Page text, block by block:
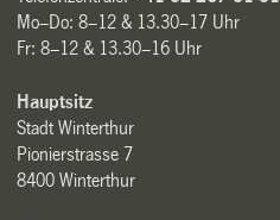
Mo–Do: 8–12 & 13.30–17 Uhr
Fr: 8–12 & 13.30–16 Uhr
Hauptsitz
Stadt Winterthur
Pionierstrasse 7
8400 Winterthur